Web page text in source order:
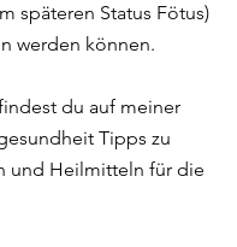
späteren Status Fötus)
werden können.
du auf meiner
Tipps zu
und Heilmitteln für die